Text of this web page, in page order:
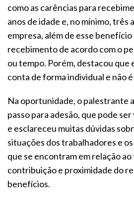
como as carências para
anos de idade e, no mínimo, três
empresa, além de esse
recebimento de acordo com o
ou tempo. Porém, destacou que
conta de forma individual e não
Na oportunidade, o palestrante
passo para adesão, que pode
e esclareceu muitas dúvidas
situações dos trabalhadores e
que se encontram em relação
contribuição e proximidade do
benefícios.